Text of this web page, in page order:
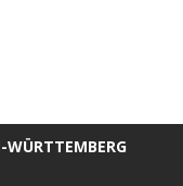
WÜRTTEMBERG